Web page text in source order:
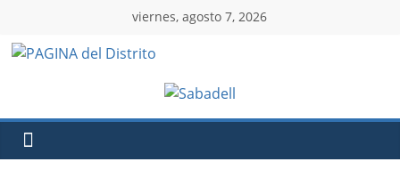
viernes, agosto 7, 2026